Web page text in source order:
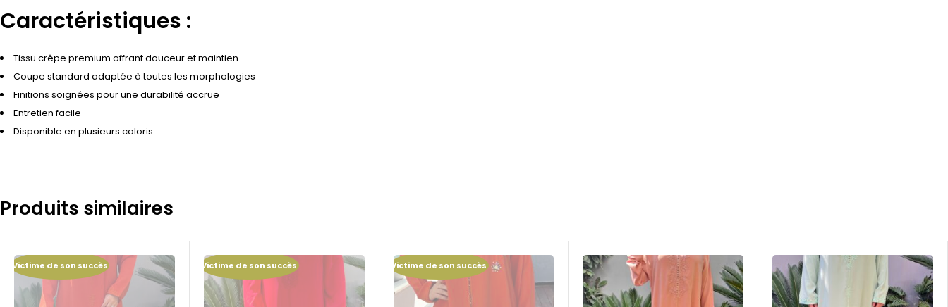
Caractéristiques :
Tissu crêpe premium offrant douceur et maintien
Coupe standard adaptée à toutes les morphologies
Finitions soignées pour une durabilité accrue
Entretien facile
Disponible en plusieurs coloris
Produits similaires
Victime de son succès Victime de son succès Victime de son succès